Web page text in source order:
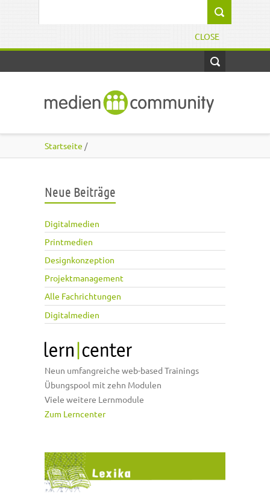
CLOSE
Startseite /
Neue Beiträge
Digitalmedien
Printmedien
Designkonzeption
Projektmanagement
Alle Fachrichtungen
Digitalmedien
Neun umfangreiche web-based Trainings
Übungspool mit zehn Modulen
Viele weitere Lernmodule
Zum Lerncenter